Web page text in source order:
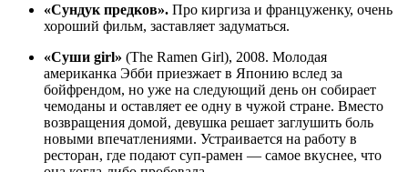
«Сундук предков». Про киргиза и француженку, очень
хороший фильм, заставляет задуматься.
«Суши girl» (The Ramen Girl), 2008. Молодая
американка Эбби приезжает в Японию вслед за
бойфрендом, но уже на следующий день он собирает
чемоданы и оставляет ее одну в чужой стране. Вместо
возвращения домой, девушка решает заглушить боль
новыми впечатлениями. Устраивается на работу в
ресторан, где подают суп-рамен — самое вкуснее, что